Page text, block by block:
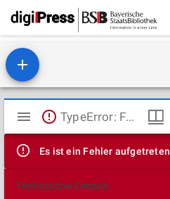
Mirador
Viewer
TypeError: Failed to fetch
Es ist ein Fehler aufgetreten
Technische Details